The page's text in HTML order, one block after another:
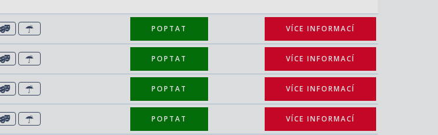
POPTAT VÍCE INFORMACÍ
POPTAT VÍCE INFORMACÍ
POPTAT VÍCE INFORMACÍ
POPTAT VÍCE INFORMACÍ